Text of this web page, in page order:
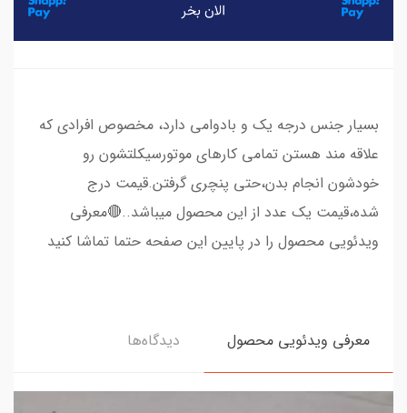
بسیار جنس درجه یک و بادوامی دارد، مخصوص افرادی که
علاقه مند هستن تمامی کارهای موتورسیکلتشون رو
خودشون انجام بدن،حتی پنچری گرفتن.قیمت درج
شده،قیمت یک عدد از این محصول میباشد..🔴معرفی
ویدئویی محصول را در پایین این صفحه حتما تماشا کنید
معرفی ویدئویی محصول دیدگاه‌ها